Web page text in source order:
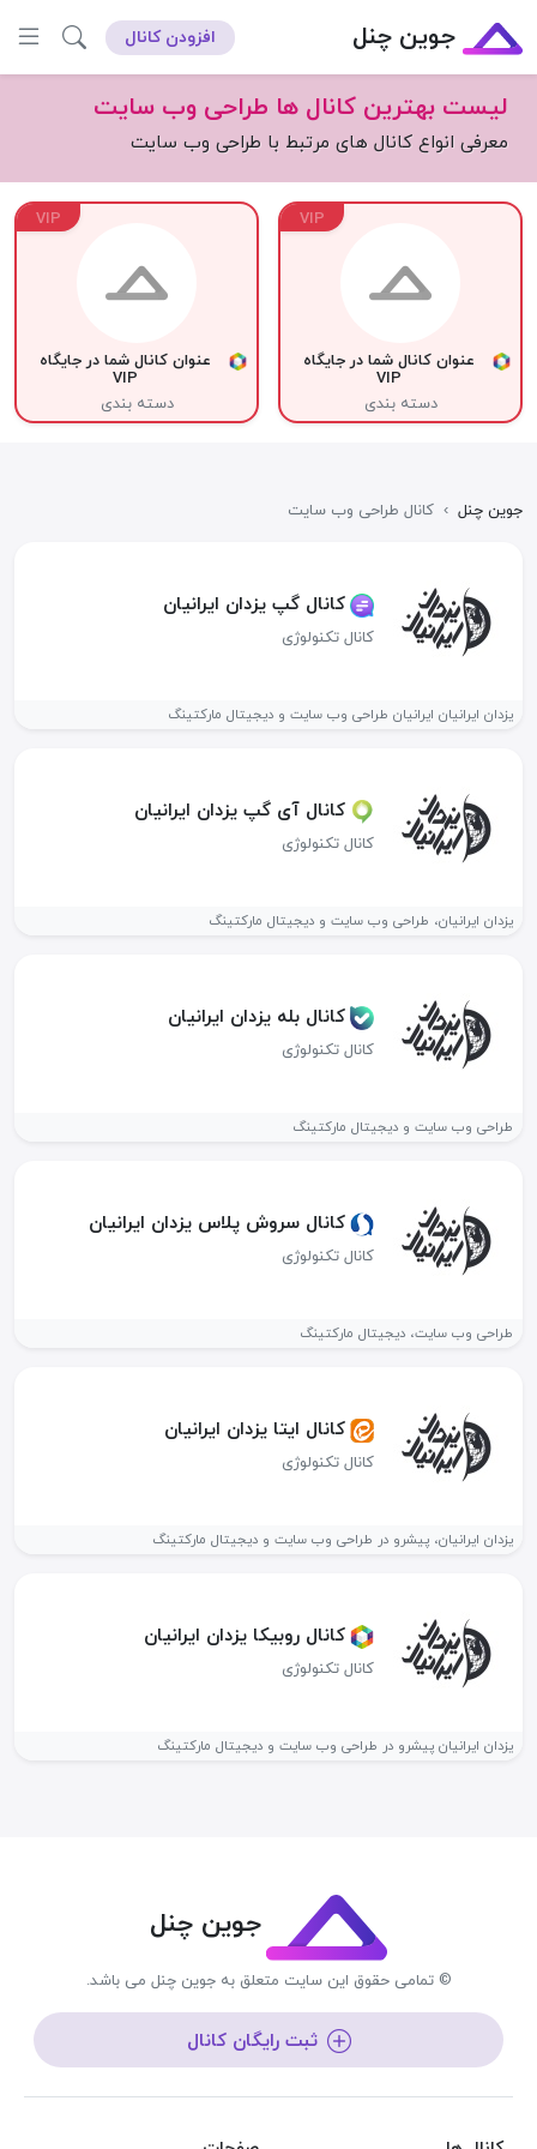
جوین چنل افزودن کانال
لیست بهترین کانال ها طراحی وب سایت
معرفی انواع کانال های مرتبط با طراحی وب سایت
VIP
عنوان کانال شما در جایگاه
VIP
دسته بندی
VIP
عنوان کانال شما در جایگاه
VIP
دسته بندی
جوین چنل › کانال طراحی وب سایت
کانال گپ یزدان ایرانیان
کانال تکنولوژی
یزدان ایرانیان ایرانیان طراحی وب سایت و دیجیتال مارکتینگ
کانال آی گپ یزدان ایرانیان
کانال تکنولوژی
یزدان ایرانیان، طراحی وب سایت و دیجیتال مارکتینگ
کانال بله یزدان ایرانیان
کانال تکنولوژی
طراحی وب سایت و دیجیتال مارکتینگ
کانال سروش پلاس یزدان ایرانیان
کانال تکنولوژی
طراحی وب سایت، دیجیتال مارکتینگ
کانال ایتا یزدان ایرانیان
کانال تکنولوژی
یزدان ایرانیان، پیشرو در طراحی وب سایت و دیجیتال مارکتینگ
کانال روبیکا یزدان ایرانیان
کانال تکنولوژی
یزدان ایرانیان پیشرو در طراحی وب سایت و دیجیتال مارکتینگ
جوین چنل
© تمامی حقوق این سایت متعلق به جوین چنل می باشد.
ثبت رایگان کانال